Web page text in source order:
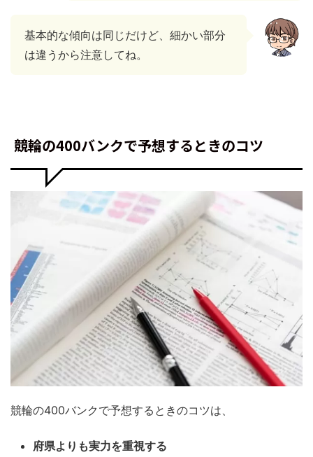
基本的な傾向は同じだけど、細かい部分
は違うから注意してね。
競輪の400バンクで予想するときのコツ
競輪の400バンクで予想するときのコツは、
府県よりも実力を重視する